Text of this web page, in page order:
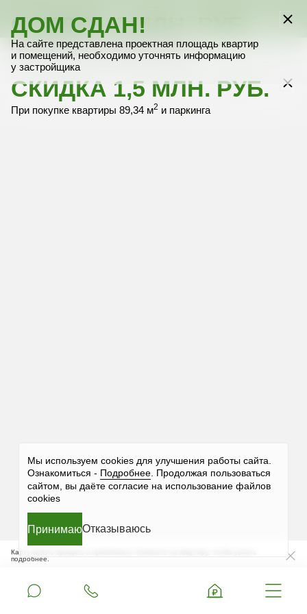
Мы используем cookies для улучшения работы сайта.
Ознакомиться - Подробнее . Продолжая пользоваться
сайтом, вы даёте согласие на использование файлов
cookies
Принимаю
Принимаю
Принимаю
Принимаю
ПринимаюОтказываюсь
13 этаж
+ –
Карту можно вращать и приближать. Кликните на квартиру, чтобы узнать
подробнее.
Выбрать квартиру
Выбрать квартиру
Выбрать квартиру
Выбрать квартиру
Выбрать квартиру
СКИДКА 1 МЛН. РУБ.
При покупке только квартиры 89,34 м2
СКИДКА 1,5 МЛН. РУБ.
При покупке квартиры 89,34 м2 и паркинга
ДОМ СДАН!
На сайте представлена проектная площадь квартир
и помещений, необходимо уточнять информацию
у застройщика